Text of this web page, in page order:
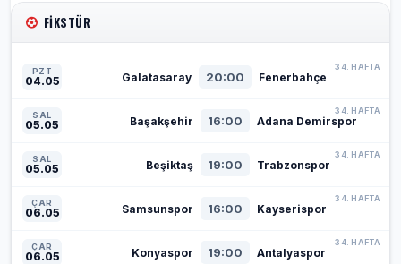
FIKSTÜR
PZT
04.05 Galatasaray 20:00 Fenerbahçe
34. HAFTA
SAL
05.05 Başakşehir 16:00 Adana Demirspor
34. HAFTA
SAL
05.05 Beşiktaş 19:00 Trabzonspor
34. HAFTA
ÇAR
06.05 Samsunspor 16:00 Kayserispor
34. HAFTA
ÇAR
06.05 Konyaspor 19:00 Antalyaspor
34. HAFTA